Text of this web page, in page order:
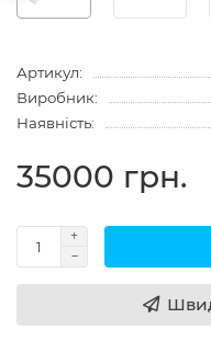
Артикул:
Виробник:
Наявність:
35000 грн.